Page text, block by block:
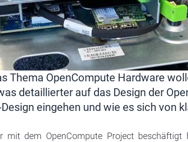
Thema OpenCompute Hardware
detaillierter auf das Design der
eingehen und wie es sich von
mit dem OpenCompute Project beschäftigt